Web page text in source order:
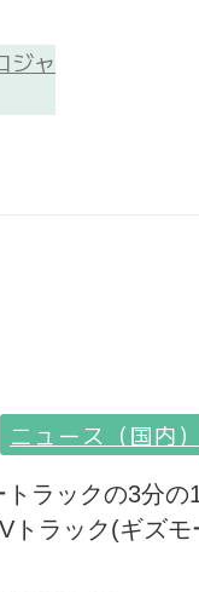
ニュース（国内）
ラックの3分の
トラック(ギズ